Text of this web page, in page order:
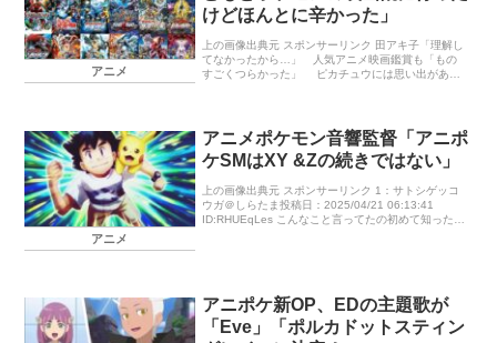
アニメ
けどほんとに辛かった」
上の画像出典元 スポンサーリンク 田アキ子「理解し
てなかったから…」 人気アニメ映画鑑賞も「もの
すごくつらかった」 ピカチュウには思い出がある
アニメ
アニメポケモン音響監督「アニポ
ケSMはXY &Zの続きではない」
上の画像出典元 スポンサーリンク 1：サトシゲッコ
ウガ＠しらたま投稿日：2025/04/21 06:13:41
ID:RHUEqLes こんなこと言ってたの初めて知ったわ
アニポケ新OP、EDの主題歌が
「Eve」「ポルカドットスティン